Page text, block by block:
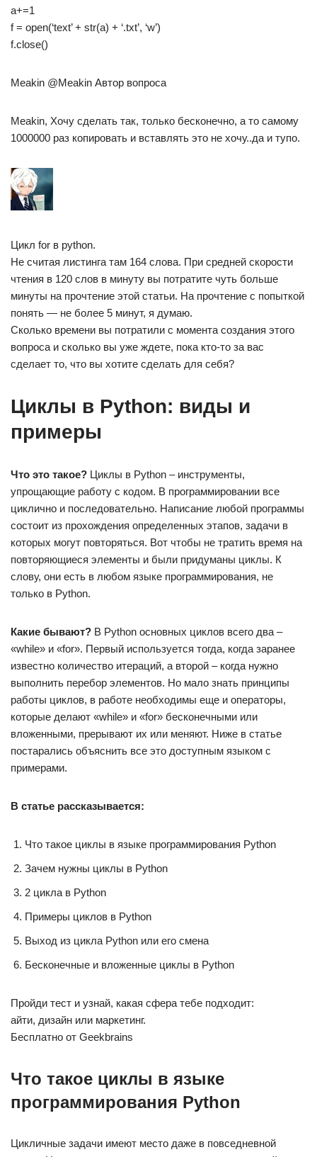
a+=1
f = open(‘text’ + str(a) + ‘.txt’, ‘w’)
f.close()
Meakin @Meakin Автор вопроса
Meakin, Хочу сделать так, только бесконечно, а то самому
1000000 раз копировать и вставлять это не хочу..да и тупо.
Цикл for в python.
Не считая листинга там 164 слова. При средней скорости
чтения в 120 слов в минуту вы потратите чуть больше
минуты на прочтение этой статьи. На прочтение с попыткой
понять — не более 5 минут, я думаю.
Сколько времени вы потратили с момента создания этого
вопроса и сколько вы уже ждете, пока кто-то за вас
сделает то, что вы хотите сделать для себя?
Циклы в Python: виды и
примеры
Что это такое? Циклы в Python – инструменты,
упрощающие работу с кодом. В программировании все
циклично и последовательно. Написание любой программы
состоит из прохождения определенных этапов, задачи в
которых могут повторяться. Вот чтобы не тратить время на
повторяющиеся элементы и были придуманы циклы. К
слову, они есть в любом языке программирования, не
только в Python.
Какие бывают? В Python основных циклов всего два –
«while» и «for». Первый используется тогда, когда заранее
известно количество итераций, а второй – когда нужно
выполнить перебор элементов. Но мало знать принципы
работы циклов, в работе необходимы еще и операторы,
которые делают «while» и «for» бесконечными или
вложенными, прерывают их или меняют. Ниже в статье
постарались объяснить все это доступным языком с
примерами.
В статье рассказывается:
Что такое циклы в языке программирования Python
Зачем нужны циклы в Python
2 цикла в Python
Примеры циклов в Python
Выход из цикла Python или его смена
Бесконечные и вложенные циклы в Python
Пройди тест и узнай, какая сфера тебе подходит:
айти, дизайн или маркетинг.
Бесплатно от Geekbrains
Что такое циклы в языке
программирования Python
Цикличные задачи имеют место даже в повседневной